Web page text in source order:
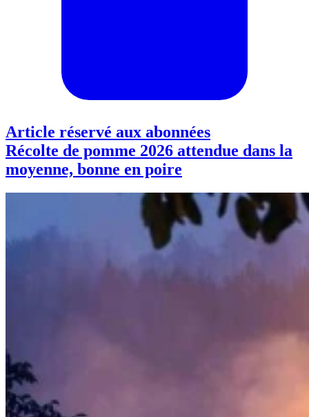
Article réservé aux abonnées
Récolte de pomme 2026 attendue dans la
moyenne, bonne en poire